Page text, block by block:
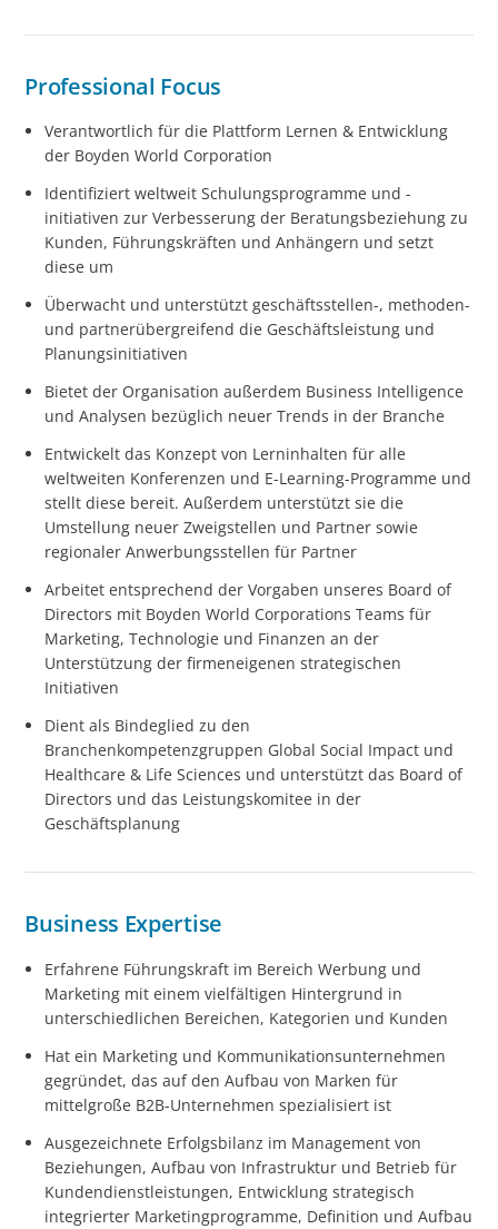
Professional Focus
Verantwortlich für die Plattform Lernen & Entwicklung
der Boyden World Corporation
Identifiziert weltweit Schulungsprogramme und -
initiativen zur Verbesserung der Beratungsbeziehung zu
Kunden, Führungskräften und Anhängern und setzt
diese um
Überwacht und unterstützt geschäftsstellen-, methoden-
und partnerübergreifend die Geschäftsleistung und
Planungsinitiativen
Bietet der Organisation außerdem Business Intelligence
und Analysen bezüglich neuer Trends in der Branche
Entwickelt das Konzept von Lerninhalten für alle
weltweiten Konferenzen und E-Learning-Programme und
stellt diese bereit. Außerdem unterstützt sie die
Umstellung neuer Zweigstellen und Partner sowie
regionaler Anwerbungsstellen für Partner
Arbeitet entsprechend der Vorgaben unseres Board of
Directors mit Boyden World Corporations Teams für
Marketing, Technologie und Finanzen an der
Unterstützung der firmeneigenen strategischen
Initiativen
Dient als Bindeglied zu den
Branchenkompetenzgruppen Global Social Impact und
Healthcare & Life Sciences und unterstützt das Board of
Directors und das Leistungskomitee in der
Geschäftsplanung
Business Expertise
Erfahrene Führungskraft im Bereich Werbung und
Marketing mit einem vielfältigen Hintergrund in
unterschiedlichen Bereichen, Kategorien und Kunden
Hat ein Marketing und Kommunikationsunternehmen
gegründet, das auf den Aufbau von Marken für
mittelgroße B2B-Unternehmen spezialisiert ist
Ausgezeichnete Erfolgsbilanz im Management von
Beziehungen, Aufbau von Infrastruktur und Betrieb für
Kundendienstleistungen, Entwicklung strategisch
integrierter Marketingprogramme, Definition und Aufbau